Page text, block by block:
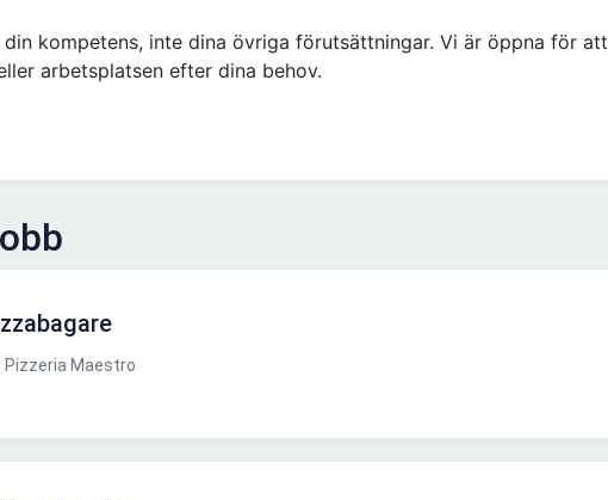
kompetens, inte dina övriga förutsättningar. Vi är öppna för att
arbetsplatsen efter dina behov.
Pizzeria Maestro